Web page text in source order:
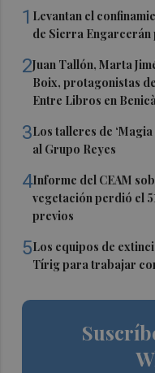
1 Levantan el
de Sierra
2Juan Tallón, Marta
Boix, protagonistas
Entre Libros en
3Los talleres de
al Grupo Reyes
4Informe del CEAM
vegetación perdió el
previos
5Los equipos de
Tírig para trabajar